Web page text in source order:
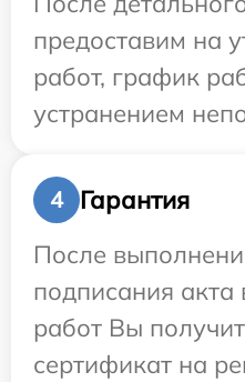
предоставим на
работ, график
устранением
4
Гарантия
После
подписания
работ Вы
сертификат на